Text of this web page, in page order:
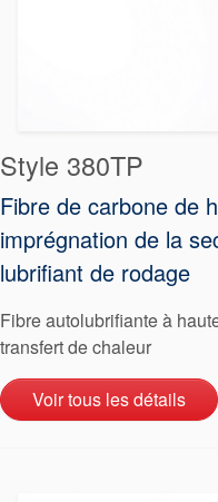
Style 380TP
Fibre de carbone de
imprégnation de la
lubrifiant de rodage
Fibre autolubrifiante à
transfert de chaleur
Voir tous les détails